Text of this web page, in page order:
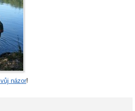
názor!